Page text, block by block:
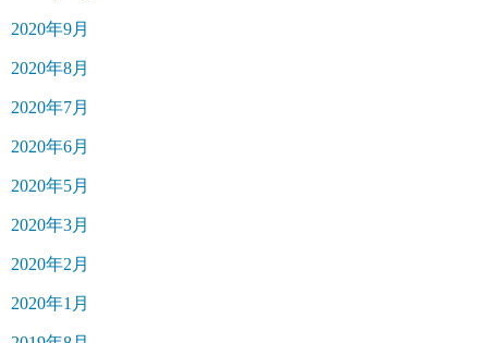
2020年9月
2020年8月
2020年7月
2020年6月
2020年5月
2020年3月
2020年2月
2020年1月